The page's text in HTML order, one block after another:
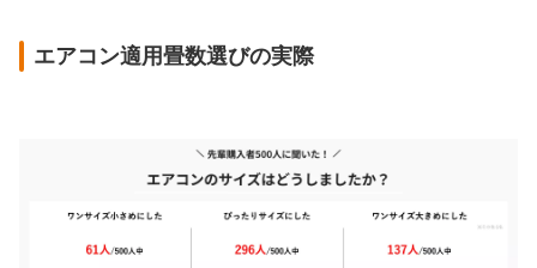
エアコン適用畳数選びの実際